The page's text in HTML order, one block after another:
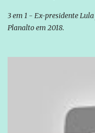
3 em 1 - Ex-presidente
Planalto em 2018.